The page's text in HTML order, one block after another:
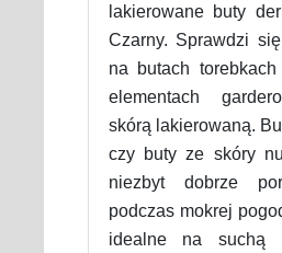
lakierowane buty
Czarny. Sprawdzi
na butach
elementach
skórą lakierowaną.
czy buty ze skóry
niezbyt dobrze
podczas mokrej
idealne na suchą